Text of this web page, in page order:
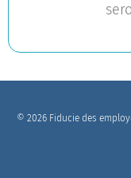
© 2026 Fiducie des